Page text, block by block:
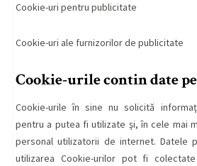
Cookie-uri pentru publicitate
Cookie-uri ale furnizorilor de publicitate
Cookie-urile contin date
Cookie-urile în sine nu solicită
pentru a putea fi utilizate şi, în cele mai
personal utilizatorii de internet. Datele
utilizarea Cookie-urilor pot fi